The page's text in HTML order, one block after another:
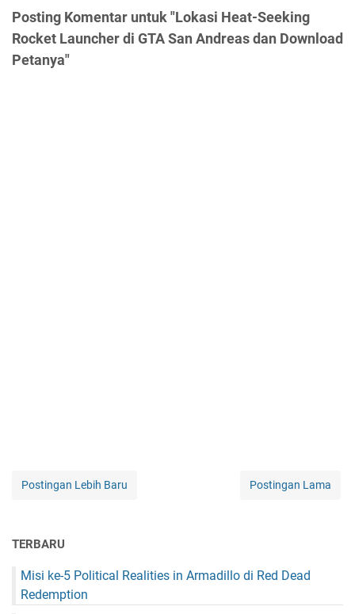
Posting Komentar untuk "Lokasi Heat-Seeking
Rocket Launcher di GTA San Andreas dan Download
Petanya"
Postingan Lebih Baru Postingan Lama
TERBARU
Misi ke-5 Political Realities in Armadillo di Red Dead
Redemption